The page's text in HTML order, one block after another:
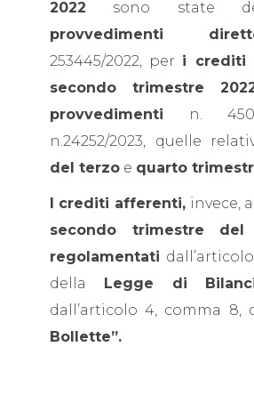
2022 sono state
provvedimenti
253445/2022, per i crediti
secondo trimestre
provvedimenti n.
n.24252/2023, quelle
del terzo e quarto
crediti afferenti,invece, al
secondo trimestre del
regolamentati
della
Legge di
dall’articolo 4, comma 8,
Bollette”.